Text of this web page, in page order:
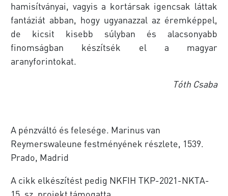
hamisítványai, vagyis a kortársak igencsak láttak
fantáziát abban, hogy ugyanazzal az éremképpel,
de kicsit kisebb súlyban és alacsonyabb
finomságban készítsék el a magyar
aranyforintokat.
Tóth Csaba
A pénzváltó és felesége. Marinus van
Reymerswaleune festményének részlete, 1539.
Prado, Madrid
A cikk elkészítést pedig NKFIH TKP-2021-NKTA-